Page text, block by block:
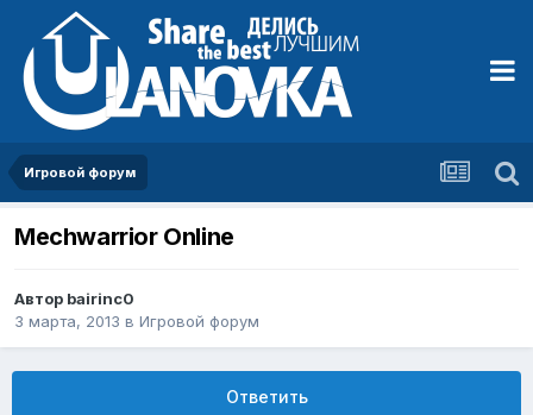
Игровой форум
Mechwarrior Online
Автор bairinc0
3 марта, 2013 в Игровой форум
Ответить